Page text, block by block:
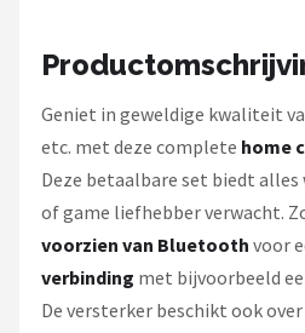
Geniet in geweldige kwaliteit
etc. met deze complete home
Deze betaalbare set biedt
of game liefhebber verwacht.
voorzien van Bluetooth voor
verbinding met bijvoorbeeld
De versterker beschikt ook over